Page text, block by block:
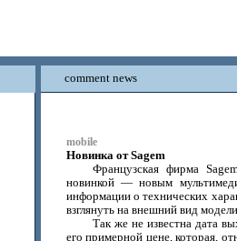
comment news
mobile
Новинка от Sagem
Французская фирма
новинкой — новым
информации о технических
взглянуть на внешний вид
Так же не известна дата
его примерной цене, которая,